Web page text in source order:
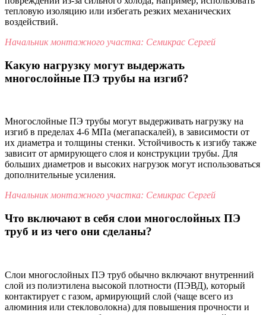
тепловую изоляцию или избегать резких механических
воздействий.
Начальник монтажного участка: Семикрас Сергей
Какую нагрузку могут выдержать
многослойные ПЭ трубы на изгиб?
Многослойные ПЭ трубы могут выдерживать нагрузку на
изгиб в пределах 4-6 МПа (мегапаскалей), в зависимости от
их диаметра и толщины стенки. Устойчивость к изгибу также
зависит от армирующего слоя и конструкции трубы. Для
больших диаметров и высоких нагрузок могут использоваться
дополнительные усиления.
Начальник монтажного участка: Семикрас Сергей
Что включают в себя слои многослойных ПЭ
труб и из чего они сделаны?
Слои многослойных ПЭ труб обычно включают внутренний
слой из полиэтилена высокой плотности (ПЭВД), который
контактирует с газом, армирующий слой (чаще всего из
алюминия или стекловолокна) для повышения прочности и